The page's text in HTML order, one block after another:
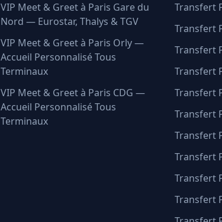
VIP Meet & Greet à Paris Gare du
Nord — Eurostar, Thalys & TGV
VIP Meet & Greet à Paris Orly —
Accueil Personnalisé Tous
Terminaux
VIP Meet & Greet à Paris CDG —
Accueil Personnalisé Tous
Terminaux
Transfert
Transfert
Transfert
Transfert
Transfert
Transfert
Transfert
Transfert
Transfert
Transfert